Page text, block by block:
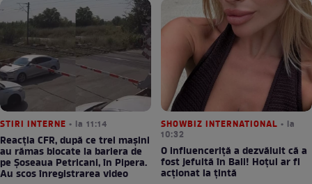
STIRI INTERNE • la 11:14
Reacția CFR, după ce trei mașini
au rămas blocate la bariera de
pe Șoseaua Petricani, în Pipera.
Au scos înregistrarea video
SHOWBIZ INTERNATIONAL • la
10:32
O influenceriță a dezvăluit că a
fost jefuită în Bali! Hoțul ar fi
acționat la țintă